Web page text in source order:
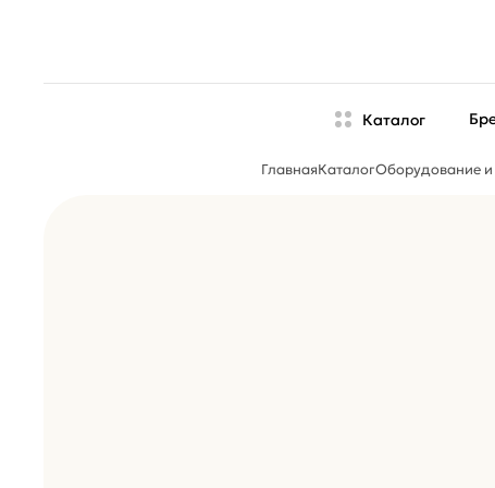
Каталог
ГлавнаяКаталогОборудование и